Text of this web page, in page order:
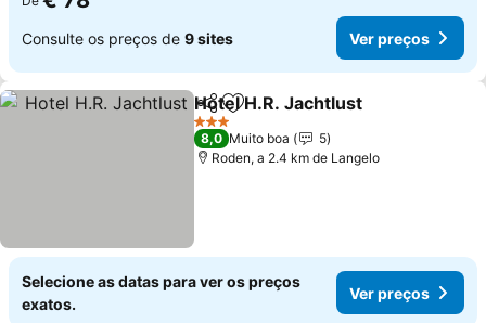
Consulte os preços de 9 sites Ver preços
PartilharAdicionar aos favoritos
Hotel H.R. Jachtlust
3 Estrelas
8,0 Muito boa
5
Roden, a 2.4 km de Langelo
Selecione as datas para ver os preços
exatos.
Ver preços